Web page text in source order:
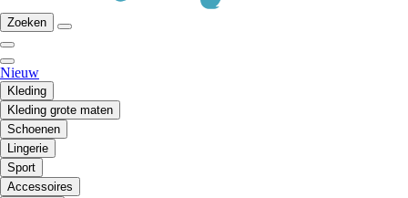
Zoeken
Nieuw
Kleding
Kleding grote maten
Schoenen
Lingerie
Sport
Accessoires